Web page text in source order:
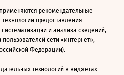
рекомендательные
предоставления
и анализа сведений,
сети «Интернет»,
Федерации).
технологий в виджетах